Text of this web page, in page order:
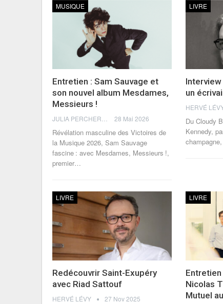
MUSIQUE
Entretien : Sam Sauvage et
son nouvel album Mesdames,
Messieurs !
28 Mai 2026
Révélation masculine des Victoires de
la Musique 2026, Sam Sauvage
fascine : avec Mesdames, Messieurs !,
premier…
LIVRE
Interview
un
HERVÉ
Du Cloudy
Kennedy,
LIVRE
Redécouvrir Saint-Exupéry
avec Riad Sattouf
HERVÉ LÉVY 27 Nov 2025
LIVRE
Nicolas
Mutuel